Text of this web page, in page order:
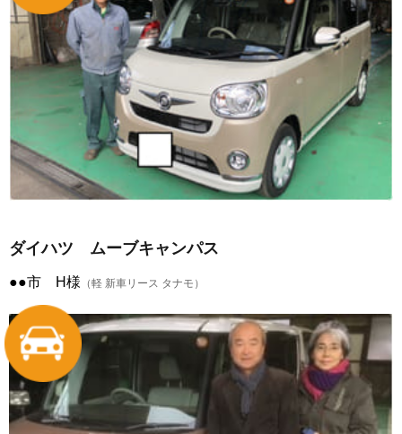
ダイハツ ムーブキャンパス
●●市 H様 （軽 新車リース タナモ）